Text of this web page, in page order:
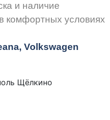
и наличие
комфортных условиях
Volkswagen